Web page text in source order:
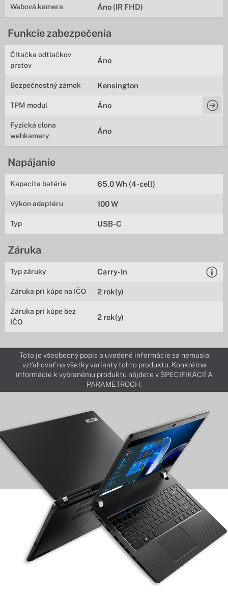
Webová kamera Áno (IR FHD)
Funkcie zabezpečenia
Čítačka odtlačkov
prstov
Áno
Bezpečnostný zámok Kensington
TPM modul Áno
Fyzická clona
webkamery
Áno
Napájanie
Kapacita batérie 65,0 Wh (4-cell)
Výkon adaptéru 100 W
Typ USB-C
Záruka
Typ záruky Carry-In
Záruka pri kúpe na IČO 2 rok(y)
Záruka pri kúpe bez
IČO
2 rok(y)
Toto je všeobecný popis a uvedené informácie sa nemusia
vzťahovať na všetky varianty tohto produktu. Konkrétne
informácie k vybranému produktu nájdete v ŠPECIFIKÁCIÍ A
PARAMETROCH.